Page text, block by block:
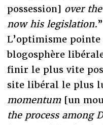
possession] over
now his legislation.”
L’optimisme
blogosphère
finir le plus vite
site libéral le plus
momentum[un
the process among